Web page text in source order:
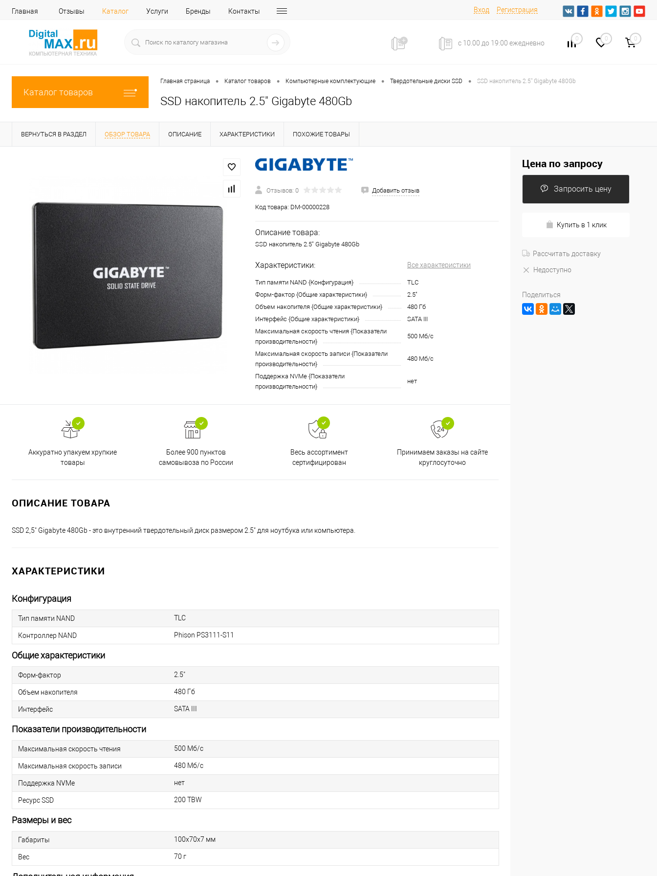
Главная Отзывы Каталог Услуги Бренды Контакты Вход Регистрация
с 10.00 до 19:00 ежедневно
0 0 0
Каталог товаров
Главная страница • Каталог товаров • Компьютерные комплектующие • Твердотельные диски SSD • SSD накопитель 2.5" Gigabyte 480Gb
SSD накопитель 2.5" Gigabyte 480Gb
ВЕРНУТЬСЯ В РАЗДЕЛ ОБЗОР ТОВАРА ОПИСАНИЕ ХАРАКТЕРИСТИКИ ПОХОЖИЕ ТОВАРЫ
Отзывов: 0 Добавить отзыв
Код товара: DM-00000228
Описание товара:
SSD накопитель 2.5" Gigabyte 480Gb
Характеристики: Все характеристики
Тип памяти NAND {Конфигурация}
TLC
Форм-фактор {Общие характеристики}
2.5"
Объем накопителя {Общие характеристики}
480 Гб
Интерфейс {Общие характеристики}
SATA III
Максимальная скорость чтения {Показатели
производительности}
500 Мб/с
Максимальная скорость записи {Показатели
производительности}
480 Мб/с
Поддержка NVMe {Показатели
производительности}
нет
Аккуратно упакуем хрупкие
товары
Более 900 пунктов
самовывоза по России
Весь ассортимент
сертифицирован
Принимаем заказы на сайте
круглосуточно
ОПИСАНИЕ ТОВАРА
SSD 2,5" Gigabyte 480Gb - это внутренний твердотельный диск размером 2.5" для ноутбука или компьютера.
ХАРАКТЕРИСТИКИ
Конфигурация
Тип памяти NAND TLC
Контроллер NAND Phison PS3111-S11
Общие характеристики
Форм-фактор 2.5"
Объем накопителя 480 Гб
Интерфейс SATA III
Показатели производительности
Максимальная скорость чтения 500 Мб/с
Максимальная скорость записи 480 Мб/с
Поддержка NVMe нет
Ресурс SSD 200 TBW
Размеры и вес
Габариты 100х70х7 мм
Вес 70 г
Цена по запросу
Запросить цену
Купить в 1 клик
Рассчитать доставку
Недоступно
Поделиться